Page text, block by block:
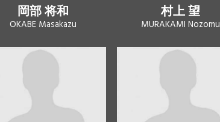
岡部 将和
OKABE Masakazu
村上 望
MURAKAMI Nozomu